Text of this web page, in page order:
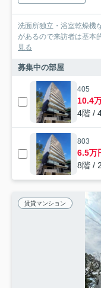
洗面所独立・浴室乾燥機
があるので来訪者は基本
見る
募集中の部屋
405
10.4
4階 /
803
6.5万
8階 /
賃貸マンション